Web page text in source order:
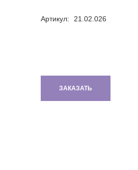
Артикул: 21.02.026
ЗАКАЗАТЬ